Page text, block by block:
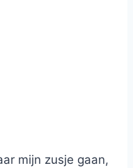
mijn zusje gaan,